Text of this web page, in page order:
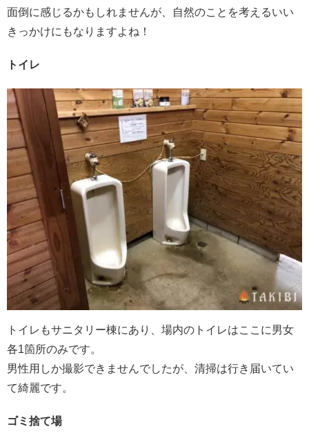
面倒に感じるかもしれませんが、自然のことを考えるいい
きっかけにもなりますよね！
トイレ
トイレもサニタリー棟にあり、場内のトイレはここに男女
各1箇所のみです。
男性用しか撮影できませんでしたが、清掃は行き届いてい
て綺麗です。
ゴミ捨て場